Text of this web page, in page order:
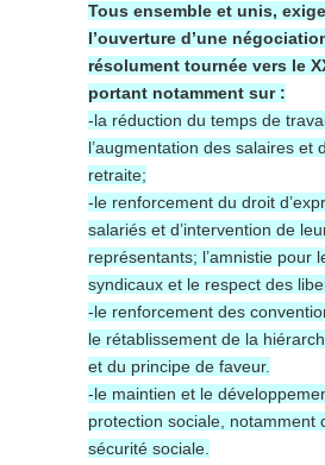
Tous ensemble et unis,
l’ouverture d’une
résolument tournée vers le
portant notamment sur :
-la réduction du temps de
l’augmentation des salaires et
retraite;
-le renforcement du droit
salariés et d’intervention de
représentants; l’amnistie pour
syndicaux et le respect des
-le renforcement des
le rétablissement de la
et du principe de faveur.
-le maintien et le
protection sociale, notamment
sécurité sociale.